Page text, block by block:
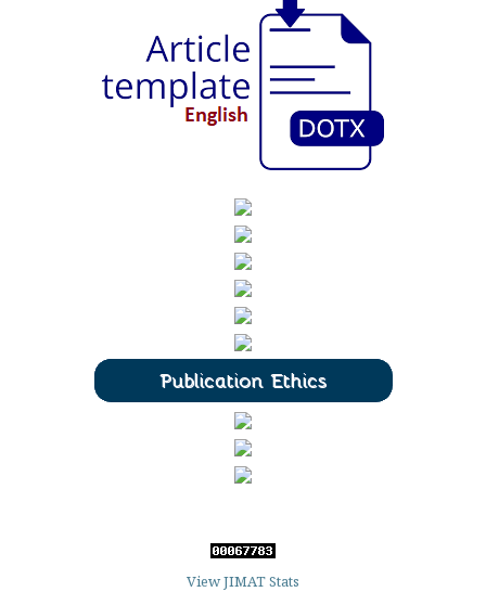
View JIMAT Stats